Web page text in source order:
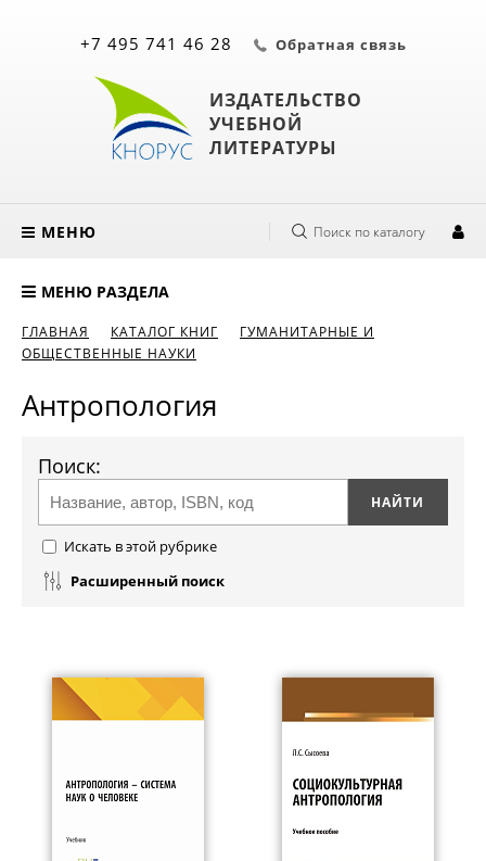
ИЗДАТЕЛЬСТВО
УЧЕБНОЙ
ЛИТЕРАТУРЫ
+7 495 741 46 28 Обратная связь
МЕНЮ Поиск по каталогу
МЕНЮ РАЗДЕЛА
ГЛАВНАЯ КАТАЛОГ КНИГ
ГУМАНИТАРНЫЕ И
ОБЩЕСТВЕННЫЕ НАУКИ
Антропология
Поиск:
Искать в этой рубрике
Расширенный поиск